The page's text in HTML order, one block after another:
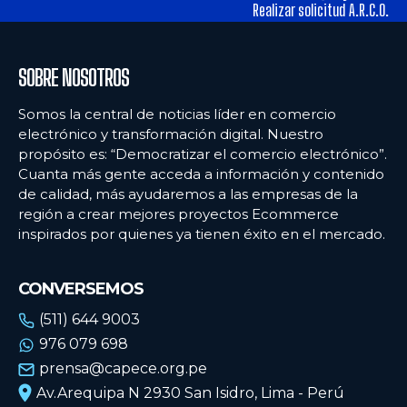
Ecommercenews
PERÚ
ARGENTINA
BOLIVIA
CHILE
ECUADOR
MÉXICO
URUGUAY
VENEZUELA
Ecommercenews
PERÚ
ARGENTINA
BOLIVIA
CHILE
ECUADOR
MÉXICO
URUGUAY
VENEZUELA
Realizar solicitud A.R.C.O.
SOBRE NOSOTROS
Somos la central de noticias líder en comercio
electrónico y transformación digital. Nuestro
propósito es: “Democratizar el comercio electrónico”.
Cuanta más gente acceda a información y contenido
de calidad, más ayudaremos a las empresas de la
región a crear mejores proyectos Ecommerce
inspirados por quienes ya tienen éxito en el mercado.
CONVERSEMOS
(511) 644 9003
976 079 698
prensa@capece.org.pe
Av.Arequipa N 2930 San Isidro, Lima - Perú